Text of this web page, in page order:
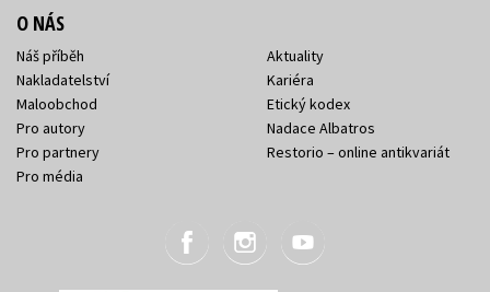
O NÁS
Náš příběh
Nakladatelství
Maloobchod
Pro autory
Pro partnery
Pro média
Aktuality
Kariéra
Etický kodex
Nadace Albatros
Restorio – online antikvariát